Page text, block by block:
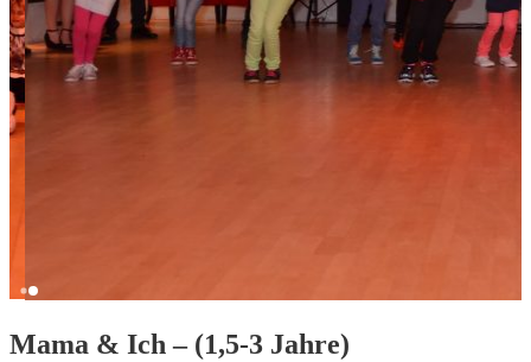
Mama & Ich – (1,5-3 Jahre)